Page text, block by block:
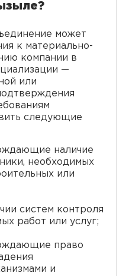
может
к материально-
компании в
—
или
следующие
наличие
необходимых
или
систем контроля
работ или услуг;
право
и